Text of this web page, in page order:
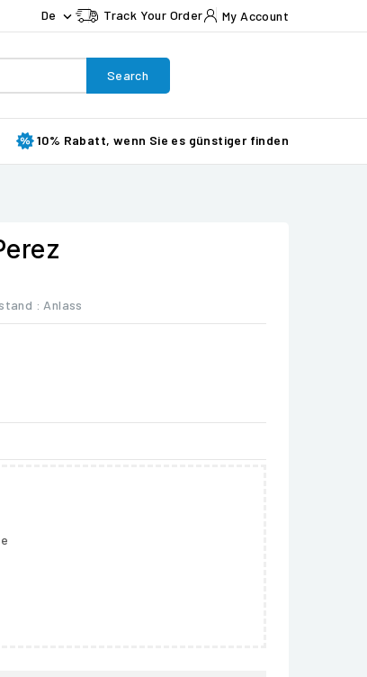
De  Track Your Order My Account
Search
10% Rabatt, wenn Sie es günstiger finden
: Anlass